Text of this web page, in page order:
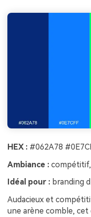
HEX : #062A78
Ambiance :
Idéal pour : branding
Audacieux et
une arène comble, cet